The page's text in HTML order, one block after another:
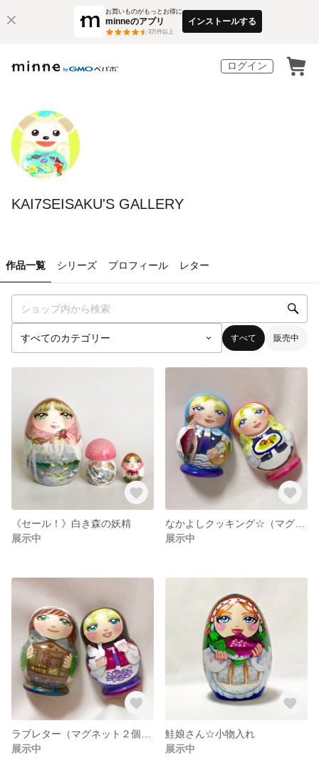
お買いものがもっとお得に
minneのアプリ
3万件以上
インストールする
ログイン
KAI7SEISAKU'S GALLERY
作品一覧 シリーズ プロフィール レター
すべて 販売中
《セール！》白き森の妖精
展示中
展示中
展示中
鮭娘さん☆小物入れ
展示中